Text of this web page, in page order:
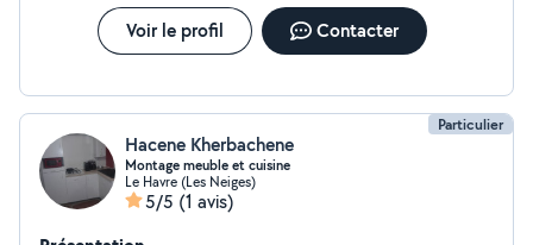
Voir le profil Contacter
Particulier
Hacene Kherbachene
Montage meuble et cuisine
Le Havre (Les Neiges)
5/5 (1 avis)